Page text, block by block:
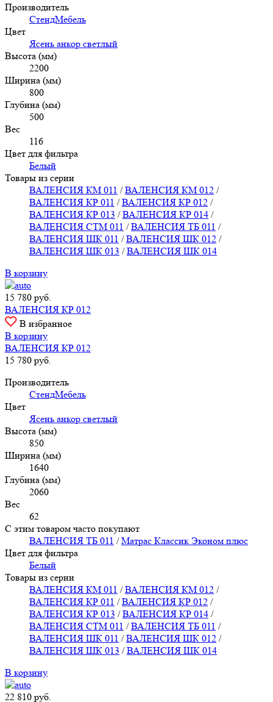
Производитель
СтендМебель
Цвет
Ясень анкор светлый
Высота (мм)
2200
Ширина (мм)
800
Глубина (мм)
500
Вес
116
Цвет для фильтра
Белый
Товары из серии
ВАЛЕНСИЯ КМ 011 /ВАЛЕНСИЯ КМ 012 /
ВАЛЕНСИЯ КР 011 /ВАЛЕНСИЯ КР 012 /
ВАЛЕНСИЯ КР 013 /ВАЛЕНСИЯ КР 014 /
ВАЛЕНСИЯ СТМ 011 /ВАЛЕНСИЯ ТБ 011 /
ВАЛЕНСИЯ ШК 011 /ВАЛЕНСИЯ ШК 012 /
ВАЛЕНСИЯ ШК 013 /ВАЛЕНСИЯ ШК 014
В корзину
15 780 руб.
ВАЛЕНСИЯ КР 012
В избранное
В корзину
ВАЛЕНСИЯ КР 012
15 780 руб.
Производитель
СтендМебель
Цвет
Ясень анкор светлый
Высота (мм)
850
Ширина (мм)
1640
Глубина (мм)
2060
Вес
62
С этим товаром часто покупают
ВАЛЕНСИЯ ТБ 011 /Матрас Классик Эконом плюс
Цвет для фильтра
Белый
Товары из серии
ВАЛЕНСИЯ КМ 011 /ВАЛЕНСИЯ КМ 012 /
ВАЛЕНСИЯ КР 011 /ВАЛЕНСИЯ КР 012 /
ВАЛЕНСИЯ КР 013 /ВАЛЕНСИЯ КР 014 /
ВАЛЕНСИЯ СТМ 011 /ВАЛЕНСИЯ ТБ 011 /
ВАЛЕНСИЯ ШК 011 /ВАЛЕНСИЯ ШК 012 /
ВАЛЕНСИЯ ШК 013 /ВАЛЕНСИЯ ШК 014
В корзину
22 810 руб.